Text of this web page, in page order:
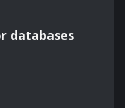
databases